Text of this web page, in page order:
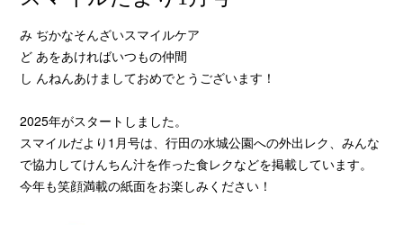
み ぢかなそんざいスマイルケア
ど あをあければいつもの仲間
し んねんあけましておめでとうございます！
2025年がスタートしました。
スマイルだより1月号は、行田の水城公園への外出レク、みんな
で協力してけんちん汁を作った食レクなどを掲載しています。
今年も笑顔満載の紙面をお楽しみください！